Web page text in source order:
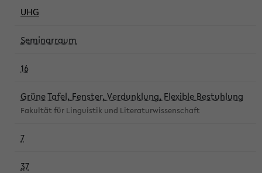
UHG
Seminarraum
16
Grüne Tafel, Fenster, Verdunklung, Flexible Bestuhlung
Fakultät für Linguistik und Literaturwissenschaft
7
37